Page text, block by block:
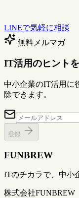
LINEで気軽に相談
無料メルマガ
IT活用のヒント
中小企業のIT活用に
除できます。
登録
FUNBREW
ITのチカラで、中小
株式会社FUNBREW